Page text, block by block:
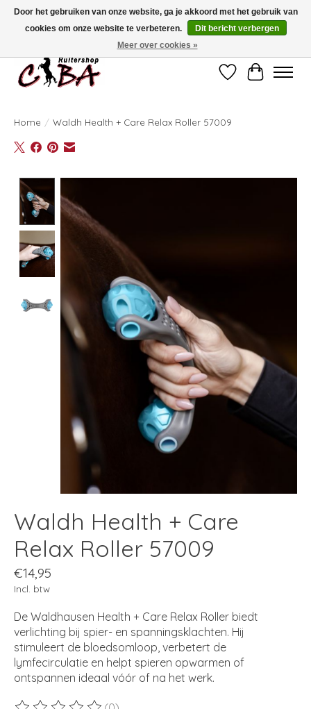
Bij vragen kan u ons contacteren op het nummer 011/60.67.34 ofciba@skynet.be
Ambachtstraat 22 A, 3530 Helchteren
Verlanglijst
Home / Waldh Health + Care Relax Roller 57009
Waldh Health + Care
Relax Roller 57009
€14,95
Incl. btw
De Waldhausen Health + Care Relax Roller biedt
verlichting bij spier- en spanningsklachten. Hij
stimuleert de bloedsomloop, verbetert de
lymfecirculatie en helpt spieren opwarmen of
ontspannen ideaal vóór of na het werk.
Door het gebruiken van onze website, ga je akkoord met het gebruik van
cookies om onze website te verbeteren.
Dit bericht verbergen
Meer over cookies »